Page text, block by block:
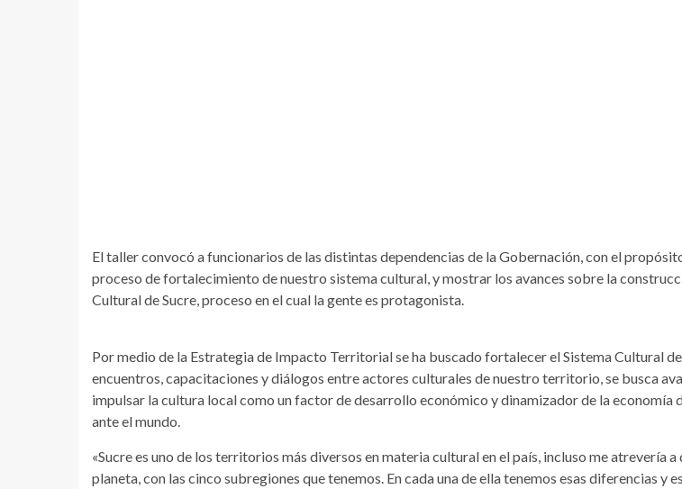
El taller convocó a funcionarios de las distintas dependencias de la Gobernación, con el
proceso de fortalecimiento de nuestro sistema cultural, y mostrar los avances sobre la
Cultural de Sucre, proceso en el cual la gente es protagonista.
Por medio de la Estrategia de Impacto Territorial se ha buscado fortalecer el Sistema Cultural
encuentros, capacitaciones y diálogos entre actores culturales de nuestro territorio, se busca
impulsar la cultura local como un factor de desarrollo económico y dinamizador de la economía
ante el mundo.
«Sucre es uno de los territorios más diversos en materia cultural en el país, incluso me atrevería a
planeta, con las cinco subregiones que tenemos. En cada una de ella tenemos esas diferencias y